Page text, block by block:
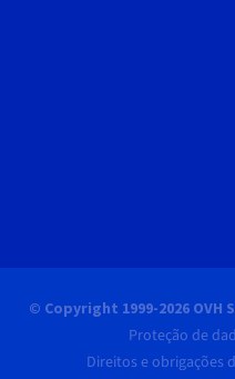
© Copyright 1999-2026 OVH
Proteção de
Direitos e obrigações